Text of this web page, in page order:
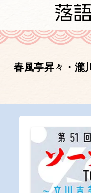
春風亭昇々・瀧